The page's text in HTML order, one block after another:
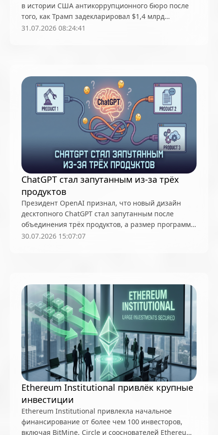
Блокировки и запреты
блокчейн
блокчейн-платформы
Великобритания
Венгрия
Венесуэла
Венчурные инвестиции
видео
Википедия
Вилли Ву
Виталик Бутерин
волатильность
Вьетнам ВЭФ
генеративный ИИ
Германия
Голливуд
Гонконг
Дайджест кибербезопасности
Дайджесты
Дания ДАО
день рождения
Децентрализация
Джек Дорси
Джозеф Любин
дипфейки
ДНК
Дональд Трамп Дубай
Дэвид Сакс
евро
Европа
Индия
Индонезия
Институционалы и киты
интернет
интероперабельность
интерфейс мозг — компьютер (BCI)
инфраструктура
Иран
Ирландия
Искусственный Интеллект
Испания
Исследования
Итоги недели
Казахстан
календарь
Камбоджа
Канада
квантовые вычисления
квантовые компьютеры
кванты
в истории США антикоррупционного бюро после
того, как Трамп задекларировал $1,4 млрд
прибыли от криптовалют
31.07.2026 08:24:41
ChatGPT стал запутанным из-за трёх
продуктов
Президент OpenAI признал, что новый дизайн
десктопного ChatGPT стал запутанным после
объединения трёх продуктов, а размер программы
вырос с 159 МБ до 1,5 ГБ. Компания уже тестирует
30.07.2026 15:07:07
Ethereum Institutional привлёк крупные
инвестиции
Ethereum Institutional привлекла начальное
финансирование от более чем 100 инвесторов,
включая BitMine, Circle и сооснователей Ethereum,